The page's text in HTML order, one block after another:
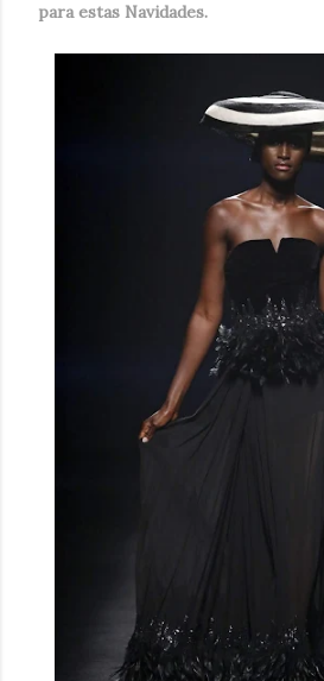
para estas Navidades.